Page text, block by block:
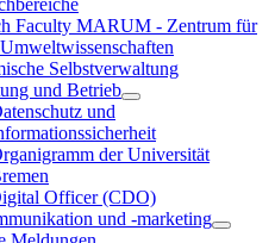
Faculty MARUM - Zentrum für
Selbstverwaltung
und Betrieb
und
der Universität
Officer (CDO)
und -marketing